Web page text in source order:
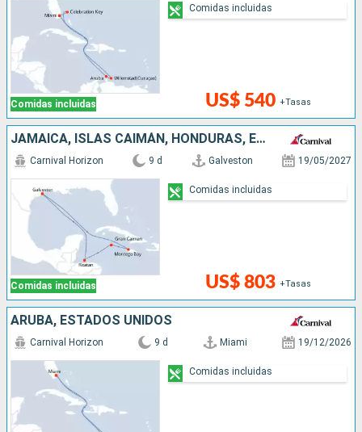
Comidas incluidas US$ 540 +Tasas
Comidas incluidas
JAMAICA, ISLAS CAIMÁN, HONDURAS, ESTADOS UNIDOS
Comidas incluidas
Carnival Horizon 9 d Galveston 19/05/2027
US$ 803 +Tasas
Comidas incluidas
ARUBA, ESTADOS UNIDOS
Carnival Horizon 9 d Miami 19/12/2026
Comidas incluidas